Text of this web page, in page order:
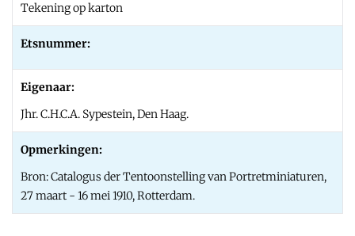
Tekening op karton
Etsnummer:
Eigenaar:
Jhr. C.H.C.A. Sypestein, Den Haag.
Opmerkingen:
Bron: Catalogus der Tentoonstelling van Portretminiaturen,
27 maart - 16 mei 1910, Rotterdam.